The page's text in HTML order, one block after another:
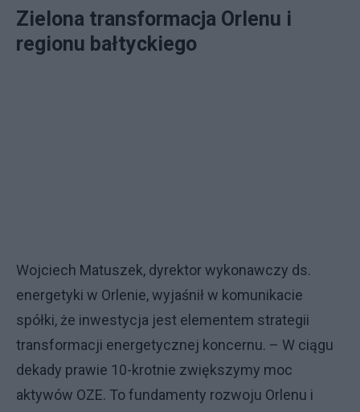
Zielona transformacja Orlenu i
regionu bałtyckiego
Wojciech Matuszek, dyrektor wykonawczy ds.
energetyki w Orlenie, wyjaśnił w komunikacie
spółki, że inwestycja jest elementem strategii
transformacji energetycznej koncernu. – W ciągu
dekady prawie 10-krotnie zwiększymy moc
aktywów OZE. To fundamenty rozwoju Orlenu i